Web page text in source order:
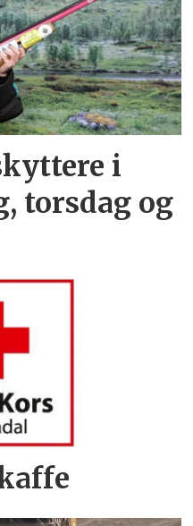
i
torsdag og